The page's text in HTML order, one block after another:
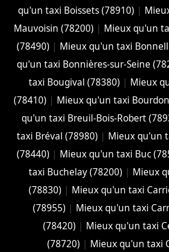
qu'un taxi Boissets (78910) |
Mauvoisin (78200) | Mieux qu'un
(78490) | Mieux qu'un taxi
qu'un taxi Bonnières-sur-Seine
taxi Bougival (78380) | Mieux
(78410) | Mieux qu'un taxi
qu'un taxi Breuil-Bois-Robert
taxi Bréval (78980) | Mieux qu'un
(78440) | Mieux qu'un taxi Buc
taxi Buchelay (78200) | Mieux
(78830) | Mieux qu'un taxi
(78955) | Mieux qu'un taxi
(78420) | Mieux qu'un taxi
(78720) | Mieux qu'un taxi